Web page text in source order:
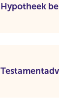
Hypotheek